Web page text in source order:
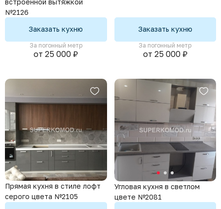
№2126
Заказать кухню
За погонный метр
от 25 000 ₽
Заказать кухню
За погонный метр
от 25 000 ₽
Прямая кухня в стиле лофт
серого цвета №2105
Угловая кухня в светлом
цвете №2081